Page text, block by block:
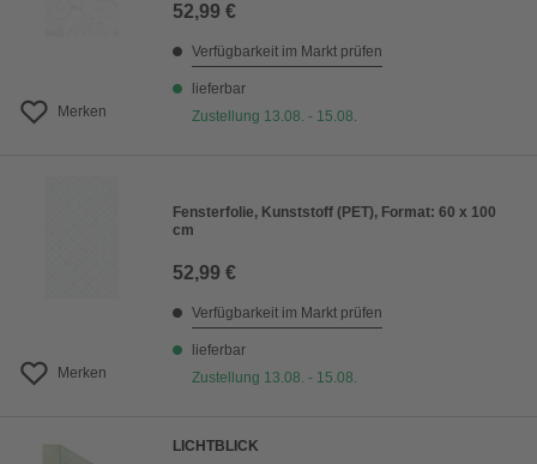
Merken
52,99 €
Verfügbarkeit im Markt prüfen
lieferbar
Zustellung 13.08. - 15.08.
Merken
Fensterfolie, Kunststoff (PET), Format: 60 x 100
cm
52,99 €
Verfügbarkeit im Markt prüfen
lieferbar
Zustellung 13.08. - 15.08.
LICHTBLICK